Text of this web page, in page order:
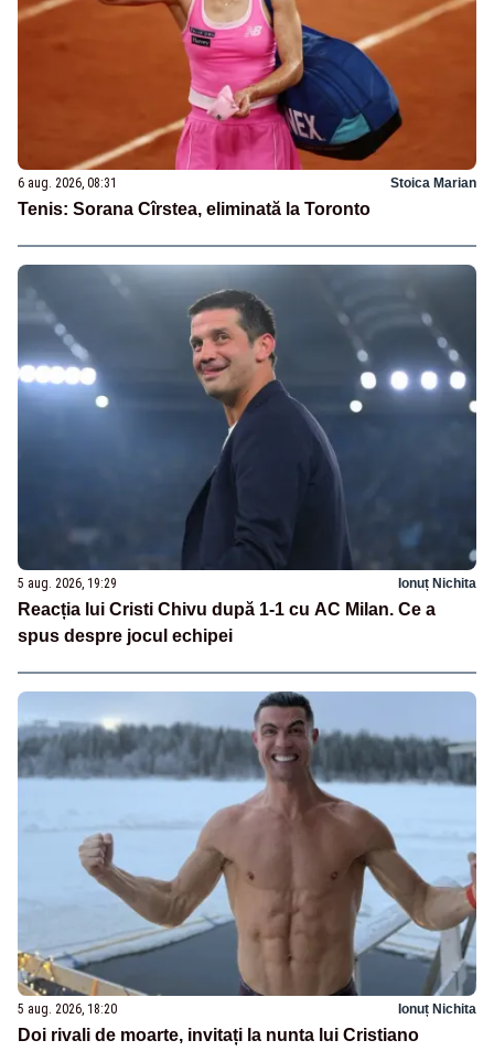
6 aug. 2026, 08:31 Stoica Marian
Tenis: Sorana Cîrstea, eliminată la Toronto
5 aug. 2026, 19:29 Ionuț Nichita
Reacția lui Cristi Chivu după 1-1 cu AC Milan. Ce a
spus despre jocul echipei
5 aug. 2026, 18:20 Ionuț Nichita
Doi rivali de moarte, invitați la nunta lui Cristiano